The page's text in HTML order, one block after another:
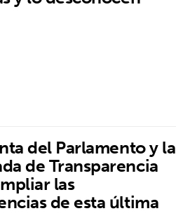
del Parlamento y la
de Transparencia
las
de esta última